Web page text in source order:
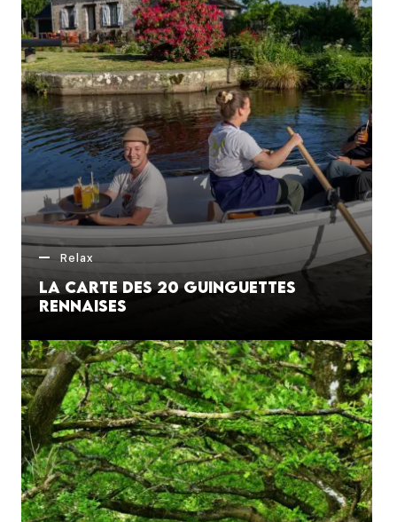
Relax
La carte des 20 guinguettes
rennaises